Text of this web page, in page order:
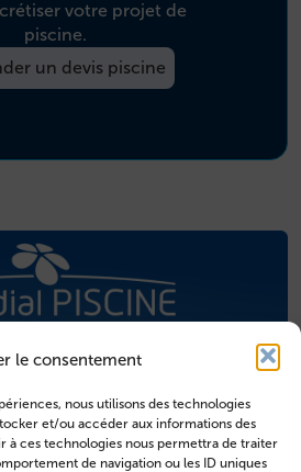
le consentement
nous utilisons des technologies
et/ou accéder aux informations des
à ces technologies nous permettra de traiter
de navigation ou les ID uniques
votre projet de
piscine.
un devis piscine